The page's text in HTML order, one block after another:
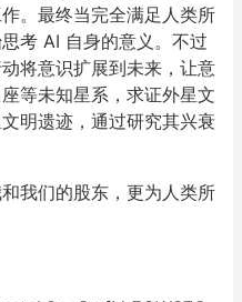
。最终当完全满足人类所
考 AI 自身的意义。不过
将意识扩展到未来，让意
等未知星系，求证外星文
明遗迹，通过研究其兴衰
我们的股东，更为人类所